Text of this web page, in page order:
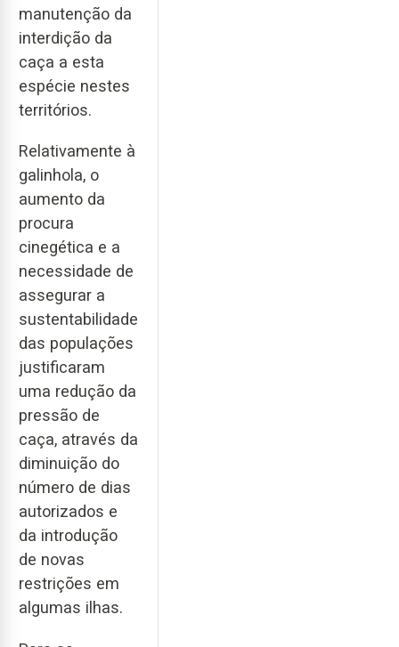
manutenção da
interdição da
caça a esta
espécie nestes
territórios.
Relativamente à
galinhola, o
aumento da
procura
cinegética e a
necessidade de
assegurar a
sustentabilidade
das populações
justificaram
uma redução da
pressão de
caça, através da
diminuição do
número de dias
autorizados e
da introdução
de novas
restrições em
algumas ilhas.